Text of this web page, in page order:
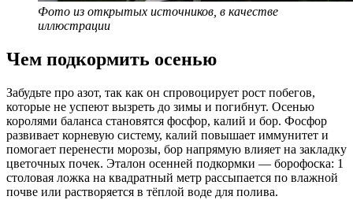
Фото из открытых источников, в качестве
иллюстрации
Чем подкормить осенью
Забудьте про азот, так как он спровоцирует рост побегов,
которые не успеют вызреть до зимы и погибнут. Осенью
королями баланса становятся фосфор, калий и бор. Фосфор
развивает корневую систему, калий повышает иммунитет и
помогает перенести морозы, бор напрямую влияет на закладку
цветочных почек. Эталон осенней подкормки — борофоска: 1
столовая ложка на квадратный метр рассыпается по влажной
почве или растворяется в тёплой воде для полива.